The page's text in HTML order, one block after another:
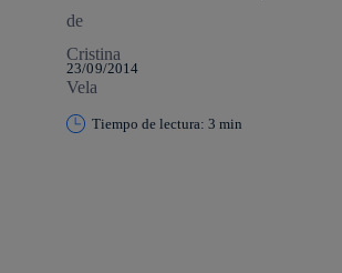
23/09/2014
Tiempo de lectura: 3 min